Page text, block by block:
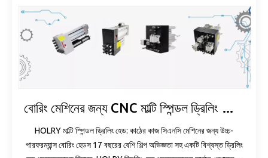
বোরিং মেশিনের জন্য CNC মাল্টি স্পিন্ডল ড্রিলিং হেড প্রস্তুতকারক
HOLRY মাল্টি স্পিন্ডল ড্রিলিং হেড: কাঠের কাজ সিএনসি মেশিনের জন্য উচ্চ-
পারফরম্যান্স বোরিং হেডস 17 বছরের বেশি শিল্প অভিজ্ঞতা সহ একটি বিশ্বস্ত ড্রিলিং